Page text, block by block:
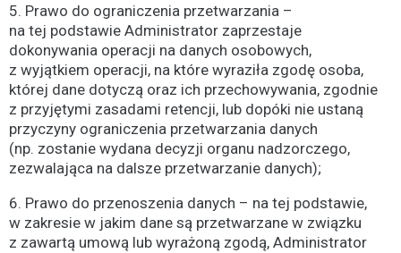
5. Prawo do ograniczenia przetwarzania –
na tej podstawie Administrator zaprzestaje
dokonywania operacji na danych osobowych,
z wyjątkiem operacji, na które wyraziła zgodę osoba,
której dane dotyczą oraz ich przechowywania, zgodnie
z przyjętymi zasadami retencji, lub dopóki nie ustaną
przyczyny ograniczenia przetwarzania danych
(np. zostanie wydana decyzji organu nadzorczego,
zezwalająca na dalsze przetwarzanie danych);
6. Prawo do przenoszenia danych – na tej podstawie,
w zakresie w jakim dane są przetwarzane w związku
z zawartą umową lub wyrażoną zgodą, Administrator